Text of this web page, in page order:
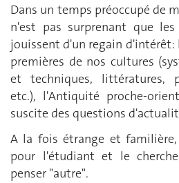
Dans un temps préoccupé de
n'est pas surprenant que
jouissent d'un regain d'intérêt:
premières de nos cultures
et techniques, littératures,
etc.), l'Antiquité proche-
suscite des questions
A la fois étrange et familière,
pour l'étudiant et le
penser "autre".